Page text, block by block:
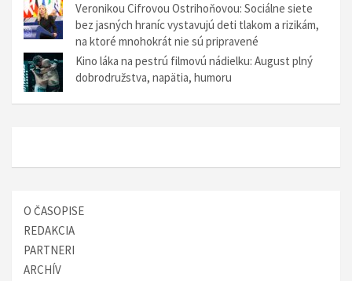
Veronikou Cifrovou Ostrihoňovou: Sociálne siete
bez jasných hraníc vystavujú deti tlakom a rizikám,
na ktoré mnohokrát nie sú pripravené
Kino láka na pestrú filmovú nádielku: August plný
dobrodružstva, napätia, humoru
O ČASOPISE
REDAKCIA
PARTNERI
ARCHÍV